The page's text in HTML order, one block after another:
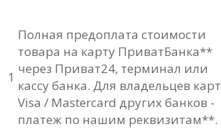
1
Полная предоплата стоимости
товара на карту ПриватБанка**
через Приват24, терминал или
кассу банка. Для владельцев карт
Visa / Mastercard других банков -
платеж по нашим реквизитам**.